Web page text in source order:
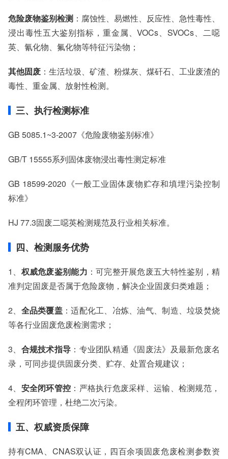
危险废物鉴别检测 ：腐蚀性、易燃性、反应性、急性毒性、
浸出毒性五大鉴别指标，重金属、VOCs、SVOCs、二噁
英、氰化物、氟化物等特征污染物；
其他固废 ：生活垃圾、矿渣、粉煤灰、煤矸石、工业废渣的
毒性、重金属、放射性检测。
三、执行检测标准
GB 5085.1~3-2007《危险废物鉴别标准》
GB/T 15555系列固体废物浸出毒性测定标准
GB 18599-2020《一般工业固体废物贮存和填埋污染控制
标准》
HJ 77.3固废二噁英检测规范及行业相关标准。
四、检测服务优势
1、 权威危废鉴别能力 ：可完整开展危废五大特性鉴别，精
准判定固废是否属于危险废物，解决企业固废归类难题；
2、 全品类覆盖：适配化工、冶炼、油气、制造、垃圾焚烧
等各行业固废危废检测需求；
3、 合规技术指导 ：专业团队精通《固废法》及最新危废名
录，可同步提供固废分类、贮存、处置合规建议；
4、 安全闭环管控 ：严格执行危废采样、运输、检测规范，
全程闭环管理，杜绝二次污染。
五、权威资质保障
持有CMA、CNAS双认证，四百余项固废危废检测参数资